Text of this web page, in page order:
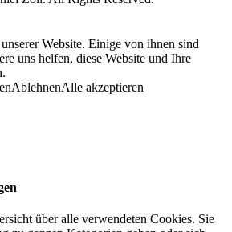
Website. Einige von ihnen sind
uns helfen, diese Website und Ihre
AblehnenAlle akzeptieren
über alle verwendeten Cookies. Sie